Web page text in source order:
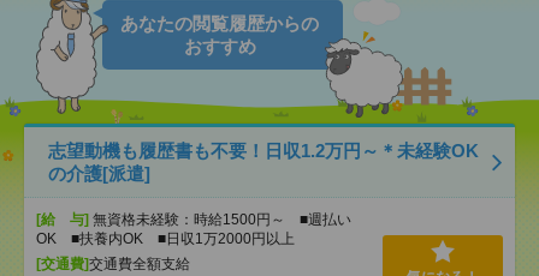
あなたの閲覧履歴からの
おすすめ
志望動機も履歴書も不要！日収1.2万円～＊未経験OK
の介護[派遣]
[給 与] 無資格未経験：時給1500円～ ■週払い
OK ■扶養内OK ■日収1万2000円以上
[交通費]交通費全額支給